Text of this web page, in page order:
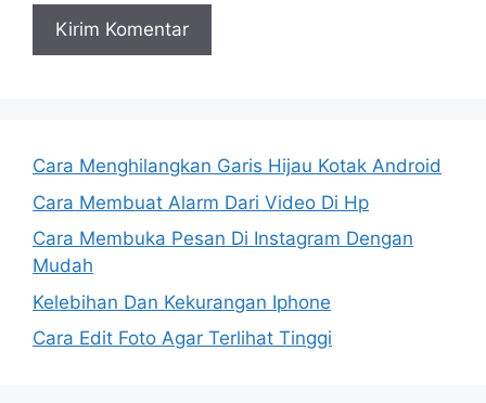
Cara Menghilangkan Garis Hijau Kotak Android
Cara Membuat Alarm Dari Video Di Hp
Cara Membuka Pesan Di Instagram Dengan
Mudah
Kelebihan Dan Kekurangan Iphone
Cara Edit Foto Agar Terlihat Tinggi